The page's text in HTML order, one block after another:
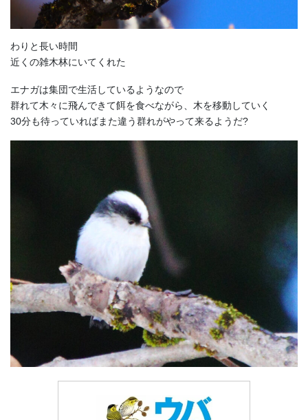
わりと長い時間
近くの雑木林にいてくれた
エナガは集団で生活しているようなので
群れて木々に飛んできて餌を食べながら、木を移動していく
30分も待っていればまた違う群れがやって来るようだ?